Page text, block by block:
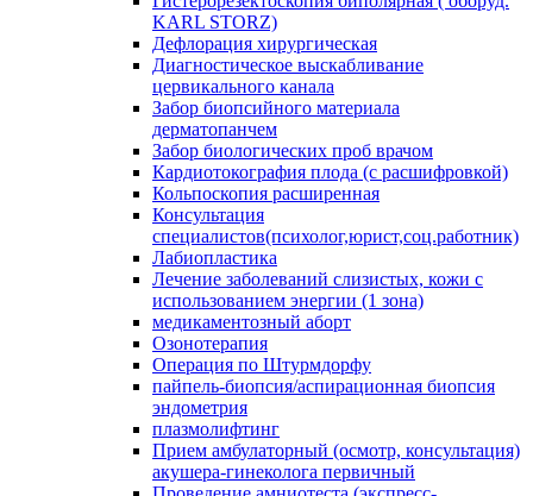
KARL STORZ)
Дефлорация хирургическая
Диагностическое выскабливание
цервикального канала
Забор биопсийного материала
дерматопанчем
Забор биологических проб врачом
Кардиотокография плода (с расшифровкой)
Кольпоскопия расширенная
Консультация
специалистов(психолог,юрист,соц.работник)
Лабиопластика
Лечение заболеваний слизистых, кожи с
использованием энергии (1 зона)
медикаментозный аборт
Озонотерапия
Операция по Штурмдорфу
пайпель-биопсия/аспирационная биопсия
эндометрия
плазмолифтинг
Прием амбулаторный (осмотр, консультация)
акушера-гинеколога первичный